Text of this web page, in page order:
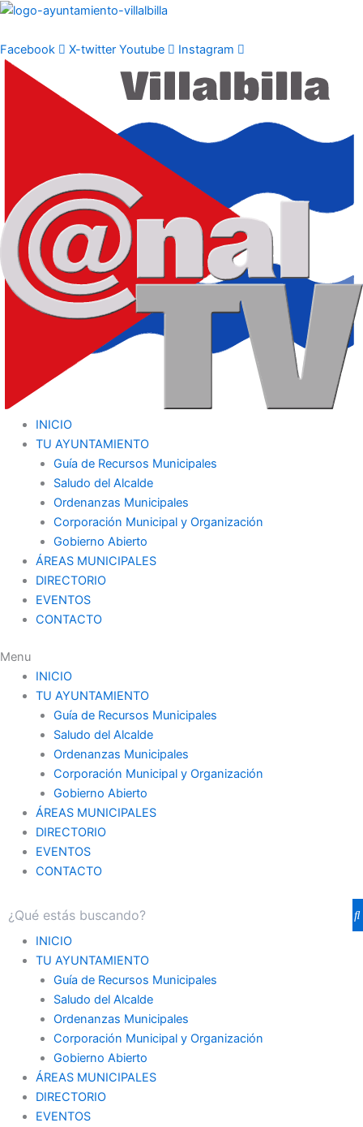
Ir
contenido
Facebook X-twitter Youtube Instagram
INICIO
TU AYUNTAMIENTO
Guía de Recursos Municipales
Saludo del Alcalde
Ordenanzas Municipales
Corporación Municipal y Organización
Gobierno Abierto
ÁREAS MUNICIPALES
DIRECTORIO
EVENTOS
CONTACTO
Menu
INICIO
TU AYUNTAMIENTO
Guía de Recursos Municipales
Saludo del Alcalde
Ordenanzas Municipales
Corporación Municipal y Organización
Gobierno Abierto
ÁREAS MUNICIPALES
DIRECTORIO
EVENTOS
CONTACTO
INICIO
TU AYUNTAMIENTO
Guía de Recursos Municipales
Saludo del Alcalde
Ordenanzas Municipales
Corporación Municipal y Organización
Gobierno Abierto
ÁREAS MUNICIPALES
DIRECTORIO
EVENTOS